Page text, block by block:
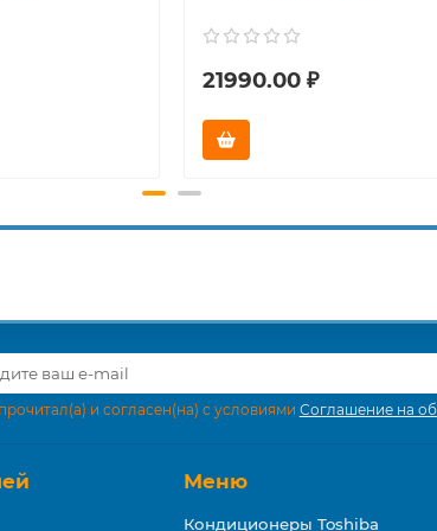
21990.00 ₽
и согласен(на) с условиями Соглашение на
Меню
Кондиционеры Toshiba